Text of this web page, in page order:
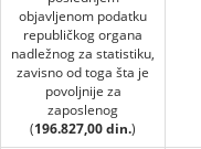
objavljenom podatku
republičkog organa
nadležnog za statistiku,
zavisno od toga šta je
povoljnije za
zaposlenog
(196.827,00 din.)